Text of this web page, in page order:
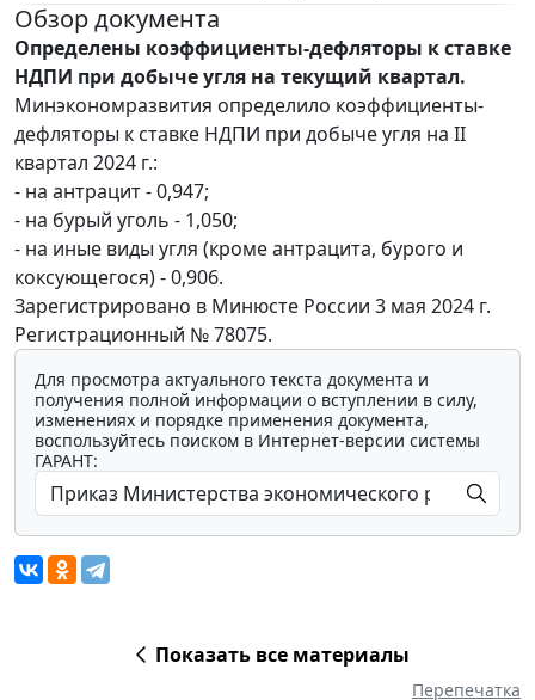
Обзор документа
Определены коэффициенты-дефляторы к ставке
НДПИ при добыче угля на текущий квартал.
Минэкономразвития определило коэффициенты-
дефляторы к ставке НДПИ при добыче угля на II
квартал 2024 г.:
- на антрацит - 0,947;
- на бурый уголь - 1,050;
- на иные виды угля (кроме антрацита, бурого и
коксующегося) - 0,906.
Зарегистрировано в Минюсте России 3 мая 2024 г.
Регистрационный № 78075.
Для просмотра актуального текста документа и
получения полной информации о вступлении в силу,
изменениях и порядке применения документа,
воспользуйтесь поиском в Интернет-версии системы
ГАРАНТ:
Показать все материалы
Перепечатка